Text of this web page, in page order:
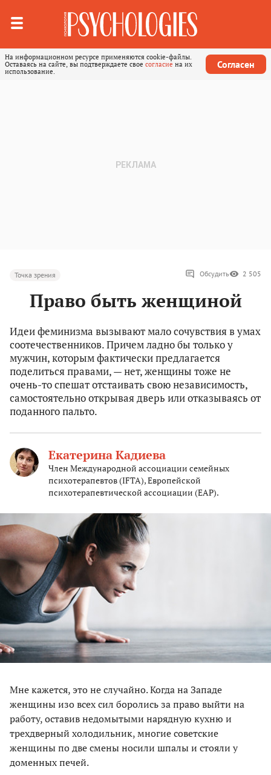
На информационном ресурсе применяются cookie-файлы.
Оставаясь на сайте, вы подтверждаете свое согласие на их
использование.
Согласен
Точка зрения Обсудить 2 505
Право быть женщиной
Идеи феминизма вызывают мало сочувствия в умах
соотечественников. Причем ладно бы только у
мужчин, которым фактически предлагается
поделиться правами, — нет, женщины тоже не
очень-то спешат отстаивать свою независимость,
самостоятельно открывая дверь или отказываясь от
поданного пальто.
Екатерина Кадиева
Член Международной ассоциации семейных
психотерапевтов (IFTA), Европейской
психотерапевтической ассоциации (EAP).
Мне кажется, это не случайно. Когда на Западе
женщины изо всех сил боролись за право выйти на
работу, оставив недомытыми нарядную кухню и
трехдверный холодильник, многие советские
женщины по две смены носили шпалы и стояли у
доменных печей.